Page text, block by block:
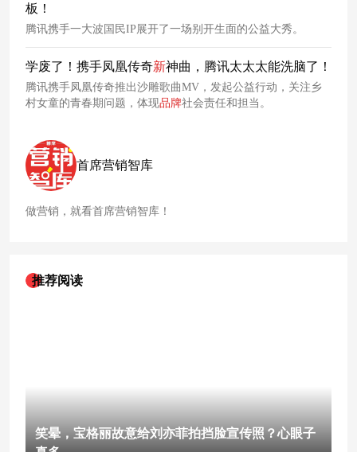
板！
腾讯携手一大波国民IP展开了一场别开生面的公益大秀。
学废了！携手凤凰传奇新神曲，腾讯太太太能洗脑了！
腾讯携手凤凰传奇推出沙雕歌曲MV，发起公益行动，关注乡
村女童的青春期问题，体现品牌社会责任和担当。
首席营销智库
做营销，就看首席营销智库！
推荐阅读
笑晕，宝格丽故意给刘亦菲拍挡脸宣传照？心眼子